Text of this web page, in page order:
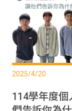
2025/4/20
114學年度